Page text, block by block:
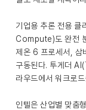
기업용 추론 전용
Compute)도 완전
제온 6 프로세서, 삼
구동된다. 투게더
라우드에서 워크로
인텔은 산업별 맞춤